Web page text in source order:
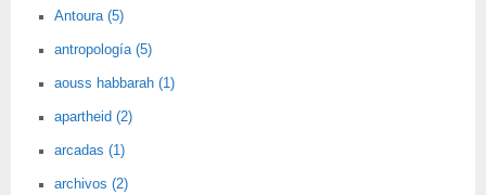
Antoura (5)
antropología (5)
aouss habbarah (1)
apartheid (2)
arcadas (1)
archivos (2)